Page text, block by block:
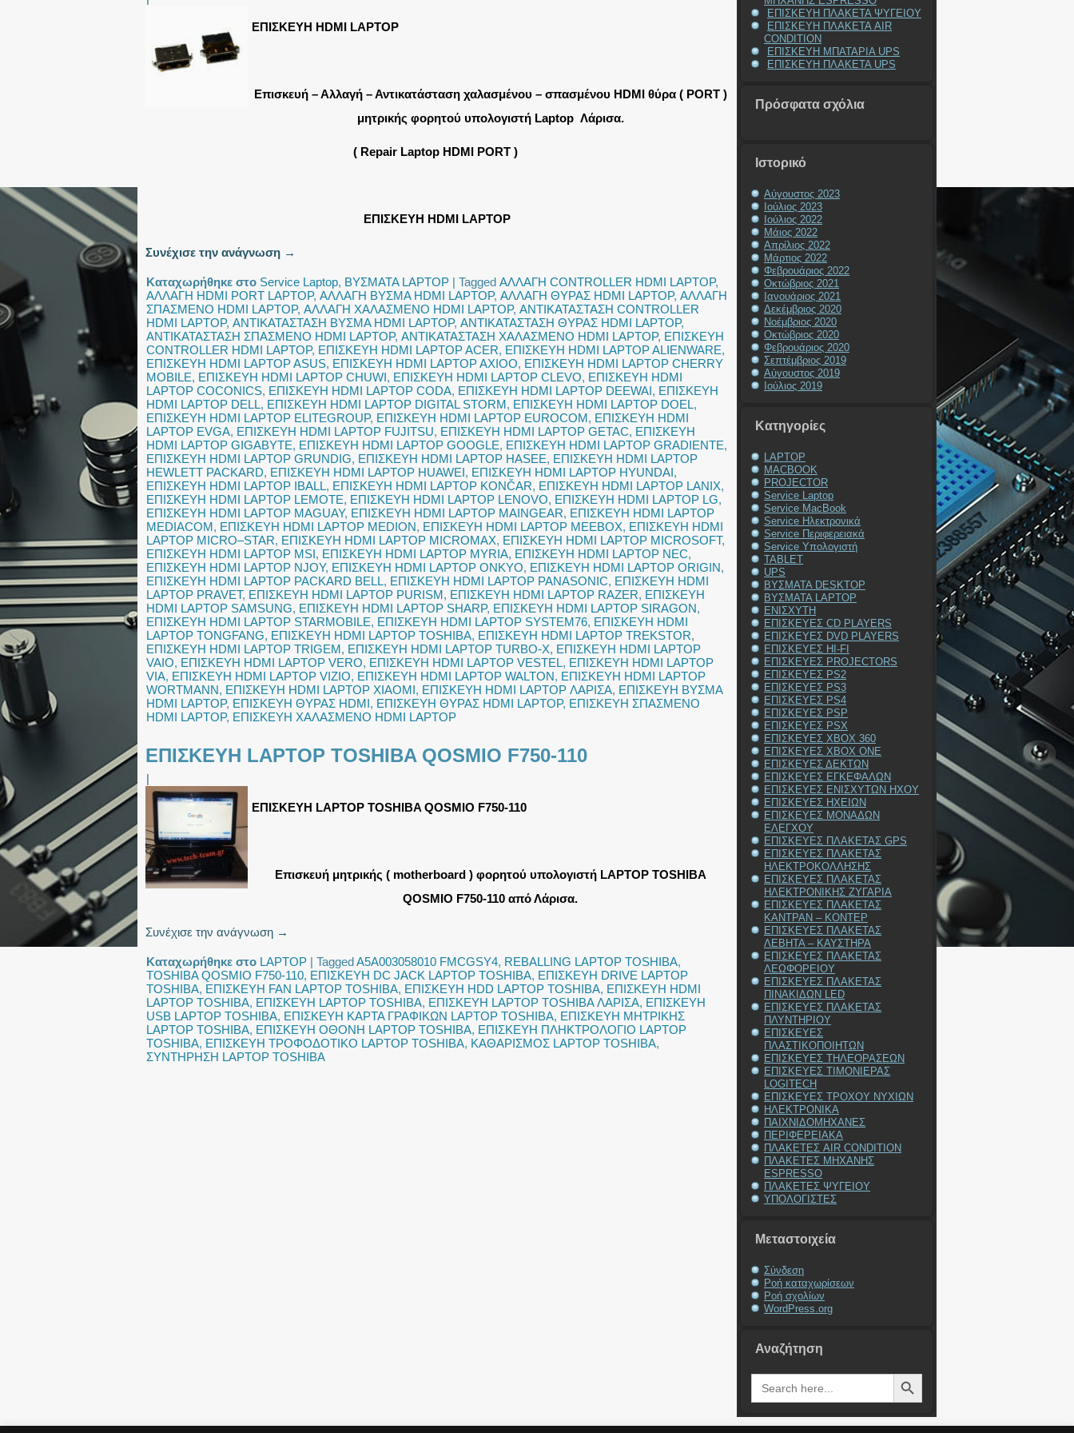
ΕΠΙΣΚΕΥΗ HDMI LAPTOP
Επισκευή – Αλλαγή – Αντικατάσταση χαλασμένου – σπασμένου HDMI θύρα ( PORT )
μητρικής φορητού υπολογιστή Laptop Λάρισα.
( Repair Laptop HDMI PORT )
ΕΠΙΣΚΕΥΗ HDMI LAPTOP
Συνέχισε την ανάγνωση →
Καταχωρήθηκε στο Service Laptop, ΒΥΣΜΑΤΑ LAPTOP | Tagged ΑΛΛΑΓΗ CONTROLLER HDMI LAPTOP,
ΑΛΛΑΓΗ HDMI PORT LAPTOP, ΑΛΛΑΓΗ ΒΥΣΜΑ HDMI LAPTOP, ΑΛΛΑΓΗ ΘΥΡΑΣ HDMI LAPTOP, ΑΛΛΑΓΗ
ΣΠΑΣΜΕΝΟ HDMI LAPTOP, ΑΛΛΑΓΗ ΧΑΛΑΣΜΕΝΟ HDMI LAPTOP, ΑΝΤΙΚΑΤΑΣΤΑΣΗ CONTROLLER
HDMI LAPTOP, ΑΝΤΙΚΑΤΑΣΤΑΣΗ ΒΥΣΜΑ HDMI LAPTOP, ΑΝΤΙΚΑΤΑΣΤΑΣΗ ΘΥΡΑΣ HDMI LAPTOP,
ΑΝΤΙΚΑΤΑΣΤΑΣΗ ΣΠΑΣΜΕΝΟ HDMI LAPTOP, ΑΝΤΙΚΑΤΑΣΤΑΣΗ ΧΑΛΑΣΜΕΝΟ HDMI LAPTOP, ΕΠΙΣΚΕΥΗ
CONTROLLER HDMI LAPTOP, ΕΠΙΣΚΕΥΗ HDMI LAPTOP ACER, ΕΠΙΣΚΕΥΗ HDMI LAPTOP ALIENWARE,
ΕΠΙΣΚΕΥΗ HDMI LAPTOP ASUS, ΕΠΙΣΚΕΥΗ HDMI LAPTOP AXIOO, ΕΠΙΣΚΕΥΗ HDMI LAPTOP CHERRY
MOBILE, ΕΠΙΣΚΕΥΗ HDMI LAPTOP CHUWI, ΕΠΙΣΚΕΥΗ HDMI LAPTOP CLEVO, ΕΠΙΣΚΕΥΗ HDMI
LAPTOP COCONICS, ΕΠΙΣΚΕΥΗ HDMI LAPTOP CODA, ΕΠΙΣΚΕΥΗ HDMI LAPTOP DEEWAI, ΕΠΙΣΚΕΥΗ
HDMI LAPTOP DELL, ΕΠΙΣΚΕΥΗ HDMI LAPTOP DIGITAL STORM, ΕΠΙΣΚΕΥΗ HDMI LAPTOP DOEL,
ΕΠΙΣΚΕΥΗ HDMI LAPTOP ELITEGROUP, ΕΠΙΣΚΕΥΗ HDMI LAPTOP EUROCOM, ΕΠΙΣΚΕΥΗ HDMI
LAPTOP EVGA, ΕΠΙΣΚΕΥΗ HDMI LAPTOP FUJITSU, ΕΠΙΣΚΕΥΗ HDMI LAPTOP GETAC, ΕΠΙΣΚΕΥΗ
HDMI LAPTOP GIGABYTE, ΕΠΙΣΚΕΥΗ HDMI LAPTOP GOOGLE, ΕΠΙΣΚΕΥΗ HDMI LAPTOP GRADIENTE,
ΕΠΙΣΚΕΥΗ HDMI LAPTOP GRUNDIG, ΕΠΙΣΚΕΥΗ HDMI LAPTOP HASEE, ΕΠΙΣΚΕΥΗ HDMI LAPTOP
HEWLETT PACKARD, ΕΠΙΣΚΕΥΗ HDMI LAPTOP HUAWEI, ΕΠΙΣΚΕΥΗ HDMI LAPTOP HYUNDAI,
ΕΠΙΣΚΕΥΗ HDMI LAPTOP IBALL, ΕΠΙΣΚΕΥΗ HDMI LAPTOP KONČAR, ΕΠΙΣΚΕΥΗ HDMI LAPTOP LANIX,
ΕΠΙΣΚΕΥΗ HDMI LAPTOP LEMOTE, ΕΠΙΣΚΕΥΗ HDMI LAPTOP LENOVO, ΕΠΙΣΚΕΥΗ HDMI LAPTOP LG,
ΕΠΙΣΚΕΥΗ HDMI LAPTOP MAGUAY, ΕΠΙΣΚΕΥΗ HDMI LAPTOP MAINGEAR, ΕΠΙΣΚΕΥΗ HDMI LAPTOP
MEDIACOM, ΕΠΙΣΚΕΥΗ HDMI LAPTOP MEDION, ΕΠΙΣΚΕΥΗ HDMI LAPTOP MEEBOX, ΕΠΙΣΚΕΥΗ HDMI
LAPTOP MICRO–STAR, ΕΠΙΣΚΕΥΗ HDMI LAPTOP MICROMAX, ΕΠΙΣΚΕΥΗ HDMI LAPTOP MICROSOFT,
ΕΠΙΣΚΕΥΗ HDMI LAPTOP MSI, ΕΠΙΣΚΕΥΗ HDMI LAPTOP MYRIA, ΕΠΙΣΚΕΥΗ HDMI LAPTOP NEC,
ΕΠΙΣΚΕΥΗ HDMI LAPTOP NJOY, ΕΠΙΣΚΕΥΗ HDMI LAPTOP ONKYO, ΕΠΙΣΚΕΥΗ HDMI LAPTOP ORIGIN,
ΕΠΙΣΚΕΥΗ HDMI LAPTOP PACKARD BELL, ΕΠΙΣΚΕΥΗ HDMI LAPTOP PANASONIC, ΕΠΙΣΚΕΥΗ HDMI
LAPTOP PRAVET, ΕΠΙΣΚΕΥΗ HDMI LAPTOP PURISM, ΕΠΙΣΚΕΥΗ HDMI LAPTOP RAZER, ΕΠΙΣΚΕΥΗ
HDMI LAPTOP SAMSUNG, ΕΠΙΣΚΕΥΗ HDMI LAPTOP SHARP, ΕΠΙΣΚΕΥΗ HDMI LAPTOP SIRAGON,
ΕΠΙΣΚΕΥΗ HDMI LAPTOP STARMOBILE, ΕΠΙΣΚΕΥΗ HDMI LAPTOP SYSTEM76, ΕΠΙΣΚΕΥΗ HDMI
LAPTOP TONGFANG, ΕΠΙΣΚΕΥΗ HDMI LAPTOP TOSHIBA, ΕΠΙΣΚΕΥΗ HDMI LAPTOP TREKSTOR,
ΕΠΙΣΚΕΥΗ HDMI LAPTOP TRIGEM, ΕΠΙΣΚΕΥΗ HDMI LAPTOP TURBO-X, ΕΠΙΣΚΕΥΗ HDMI LAPTOP
VAIO, ΕΠΙΣΚΕΥΗ HDMI LAPTOP VERO, ΕΠΙΣΚΕΥΗ HDMI LAPTOP VESTEL, ΕΠΙΣΚΕΥΗ HDMI LAPTOP
VIA, ΕΠΙΣΚΕΥΗ HDMI LAPTOP VIZIO, ΕΠΙΣΚΕΥΗ HDMI LAPTOP WALTON, ΕΠΙΣΚΕΥΗ HDMI LAPTOP
WORTMANN, ΕΠΙΣΚΕΥΗ HDMI LAPTOP XIAOMI, ΕΠΙΣΚΕΥΗ HDMI LAPTOP ΛΑΡΙΣΑ, ΕΠΙΣΚΕΥΗ ΒΥΣΜΑ
HDMI LAPTOP, ΕΠΙΣΚΕΥΗ ΘΥΡΑΣ HDMI, ΕΠΙΣΚΕΥΗ ΘΥΡΑΣ HDMI LAPTOP, ΕΠΙΣΚΕΥΗ ΣΠΑΣΜΕΝΟ
HDMI LAPTOP, ΕΠΙΣΚΕΥΗ ΧΑΛΑΣΜΕΝΟ HDMI LAPTOP
ΕΠΙΣΚΕΥΗ LAPTOP TOSHIBA QOSMIO F750-110
|
ΕΠΙΣΚΕΥΗ LAPTOP TOSHIBA QOSMIO F750-110
Επισκευή μητρικής ( motherboard ) φορητού υπολογιστή LAPTOP TOSHIBA
QOSMIO F750-110 από Λάρισα.
Συνέχισε την ανάγνωση →
Καταχωρήθηκε στο LAPTOP | TaggedA5A003058010 FMCGSY4, REBALLING LAPTOP TOSHIBA,
TOSHIBA QOSMIO F750-110, ΕΠΙΣΚΕΥΗ DC JACK LAPTOP TOSHIBA, ΕΠΙΣΚΕΥΗ DRIVE LAPTOP
TOSHIBA, ΕΠΙΣΚΕΥΗ FAN LAPTOP TOSHIBA, ΕΠΙΣΚΕΥΗ HDD LAPTOP TOSHIBA, ΕΠΙΣΚΕΥΗ HDMI
LAPTOP TOSHIBA, ΕΠΙΣΚΕΥΗ LAPTOP TOSHIBA, ΕΠΙΣΚΕΥΗ LAPTOP TOSHIBA ΛΑΡΙΣΑ, ΕΠΙΣΚΕΥΗ
USB LAPTOP TOSHIBA, ΕΠΙΣΚΕΥΗ ΚΑΡΤΑ ΓΡΑΦΙΚΩΝ LAPTOP TOSHIBA, ΕΠΙΣΚΕΥΗ ΜΗΤΡΙΚΗΣ
LAPTOP TOSHIBA, ΕΠΙΣΚΕΥΗ ΟΘΟΝΗ LAPTOP TOSHIBA, ΕΠΙΣΚΕΥΗ ΠΛΗΚΤΡΟΛΟΓΙΟ LAPTOP
TOSHIBA, ΕΠΙΣΚΕΥΗ ΤΡΟΦΟΔΟΤΙΚΟ LAPTOP TOSHIBA, ΚΑΘΑΡΙΣΜΟΣ LAPTOP TOSHIBA,
ΣΥΝΤΗΡΗΣΗ LAPTOP TOSHIBA
ΕΠΙΣΚΕΥΗ ΠΛΑΚΕΤΑ ΨΥΓΕΙΟΥ
ΕΠΙΣΚΕΥΗ ΠΛΑΚΕΤΑ AIR
CONDITION
ΕΠΙΣΚΕΥΗ ΜΠΑΤΑΡΙΑ UPS
ΕΠΙΣΚΕΥΗ ΠΛΑΚΕΤΑ UPS
Πρόσφατα σχόλια
Ιστορικό
Αύγουστος 2023
Ιούλιος 2023
Ιούλιος 2022
Μάιος 2022
Απρίλιος 2022
Μάρτιος 2022
Φεβρουάριος 2022
Οκτώβριος 2021
Ιανουάριος 2021
Δεκέμβριος 2020
Νοέμβριος 2020
Οκτώβριος 2020
Φεβρουάριος 2020
Σεπτέμβριος 2019
Αύγουστος 2019
Ιούλιος 2019
Kατηγορίες
LAPTOP
MACBOOK
PROJECTOR
Service Laptop
Service MacBook
Service Ηλεκτρονικά
Service Περιφερειακά
Service Υπολογιστή
TABLET
UPS
ΒΥΣΜΑΤΑ DESKTOP
ΒΥΣΜΑΤΑ LAPTOP
ΕΝΙΣΧΥΤΗ
ΕΠΙΣΚΕΥΕΣ CD PLAYERS
ΕΠΙΣΚΕΥΕΣ DVD PLAYERS
ΕΠΙΣΚΕΥΕΣ HI-FI
ΕΠΙΣΚΕΥΕΣ PROJECTORS
ΕΠΙΣΚΕΥΕΣ PS2
ΕΠΙΣΚΕΥΕΣ PS3
ΕΠΙΣΚΕΥΕΣ PS4
ΕΠΙΣΚΕΥΕΣ PSP
ΕΠΙΣΚΕΥΕΣ PSX
ΕΠΙΣΚΕΥΕΣ XBOX 360
ΕΠΙΣΚΕΥΕΣ XBOX ONE
ΕΠΙΣΚΕΥΕΣ ΔΕΚΤΩΝ
ΕΠΙΣΚΕΥΕΣ ΕΓΚΕΦΑΛΩΝ
ΕΠΙΣΚΕΥΕΣ ΕΝΙΣΧΥΤΩΝ ΗΧΟΥ
ΕΠΙΣΚΕΥΕΣ ΗΧΕΙΩΝ
ΕΠΙΣΚΕΥΕΣ ΜΟΝΑΔΩΝ
ΕΛΕΓΧΟΥ
ΕΠΙΣΚΕΥΕΣ ΠΛΑΚΕΤΑΣ GPS
ΕΠΙΣΚΕΥΕΣ ΠΛΑΚΕΤΑΣ
ΗΛΕΚΤΡΟΚΟΛΛΗΣΗΣ
ΕΠΙΣΚΕΥΕΣ ΠΛΑΚΕΤΑΣ
ΗΛΕΚΤΡΟΝΙΚΗΣ ΖΥΓΑΡΙΑ
ΕΠΙΣΚΕΥΕΣ ΠΛΑΚΕΤΑΣ
ΚΑΝΤΡΑΝ – ΚΟΝΤΕΡ
ΕΠΙΣΚΕΥΕΣ ΠΛΑΚΕΤΑΣ
ΛΕΒΗΤΑ – ΚΑΥΣΤΗΡΑ
ΕΠΙΣΚΕΥΕΣ ΠΛΑΚΕΤΑΣ
ΛΕΩΦΟΡΕΙΟΥ
ΕΠΙΣΚΕΥΕΣ ΠΛΑΚΕΤΑΣ
ΠΙΝΑΚΙΔΩΝ LED
ΕΠΙΣΚΕΥΕΣ ΠΛΑΚΕΤΑΣ
ΠΛΥΝΤΗΡΙΟΥ
ΕΠΙΣΚΕΥΕΣ
ΠΛΑΣΤΙΚΟΠΟΙΗΤΩΝ
ΕΠΙΣΚΕΥΕΣ ΤΗΛΕΟΡΑΣΕΩΝ
ΕΠΙΣΚΕΥΕΣ ΤΙΜΟΝΙΕΡΑΣ
LOGITECH
ΕΠΙΣΚΕΥΕΣ ΤΡΟΧΟΥ ΝΥΧΙΩΝ
ΗΛΕΚΤΡΟΝΙΚΑ
ΠΑΙΧΝΙΔΟΜΗΧΑΝΕΣ
ΠΕΡΙΦΕΡΕΙΑΚΑ
ΠΛΑΚΕΤΕΣ AIR CONDITION
ΠΛΑΚΕΤΕΣ ΜΗΧΑΝΗΣ
ESPRESSO
ΠΛΑΚΕΤΕΣ ΨΥΓΕΙΟΥ
ΥΠΟΛΟΓΙΣΤΕΣ
Μεταστοιχεία
Σύνδεση
Ροή καταχωρίσεων
Ροή σχολίων
WordPress.org
Αναζήτηση
Search
for:
Search Button